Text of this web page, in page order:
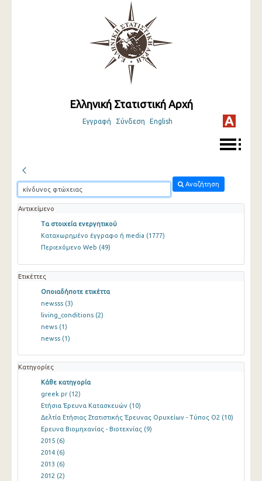
Ελληνική Στατιστική Αρχή
Εγγραφή Σύνδεση English
Αναζήτηση
Αντικείμενο
Τα στοιχεία ενεργητικού
Καταχωρημένο έγγραφο ή media (1777)
Περιεχόμενο Web (49)
Ετικέττες
Οποιαδήποτε ετικέττα
newsss (3)
living_conditions (2)
news (1)
newss (1)
Κατηγορίες
Κάθε κατηγορία
greek pr (12)
Ετήσια Έρευνα Κατασκευών (10)
Δελτία Ετήσιας Στατιστικής Έρευνας Ορυχείων - Τύπος Ο2 (10)
Ερευνα Βιομηχανίας - Βιοτεχνίας (9)
2015 (6)
2014 (6)
2013 (6)
2012 (2)